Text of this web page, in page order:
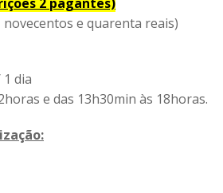
2 pagantes)
novecentos e quarenta reais)
dia
e das 13h30min às 18horas.